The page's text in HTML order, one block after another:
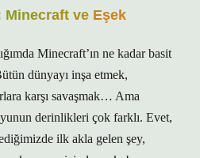
ve Eşek
Minecraft’ın ne kadar basit
dünyayı inşa etmek,
karşı savaşmak… Ama
derinlikleri çok farklı. Evet,
ilk akla gelen şey,